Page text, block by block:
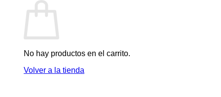
No hay productos en el carrito.
Volver a la tienda